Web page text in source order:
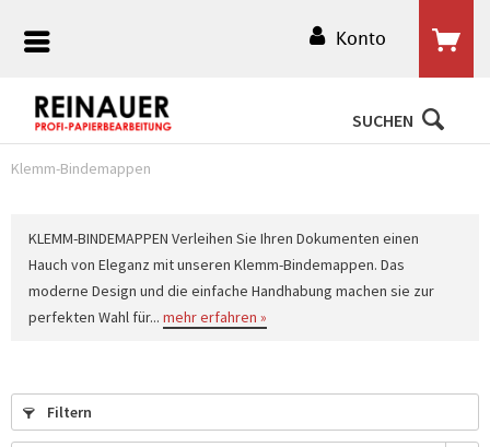
Konto
SUCHEN
Klemm-Bindemappen
KLEMM-BINDEMAPPEN Verleihen Sie Ihren Dokumenten einen
Hauch von Eleganz mit unseren Klemm-Bindemappen. Das
moderne Design und die einfache Handhabung machen sie zur
perfekten Wahl für... mehr erfahren »
Filtern